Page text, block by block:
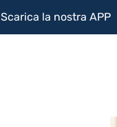
Scarica la nostra APP